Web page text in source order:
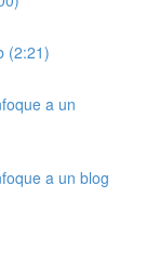
(2:21)
a un
a un blog